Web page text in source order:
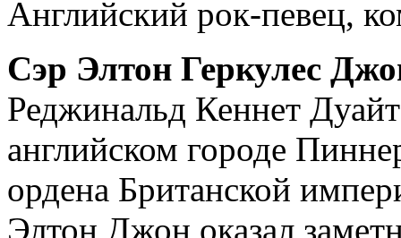
Английский рок-певец,
Сэр Элтон Геркулес
Реджинальд Кеннет
английском городе
ордена Британской
Элтон Джон оказал